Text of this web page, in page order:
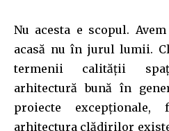
Nu acesta e scopul.
acasă nu în jurul lumii.
termenii calității
arhitectură bună în
proiecte excepționale,
arhitectura clădirilor